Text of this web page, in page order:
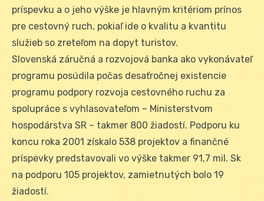
príspevku a o jeho výške je hlavným kritériom prínos
pre cestovný ruch, pokiaľ ide o kvalitu a kvantitu
služieb so zreteľom na dopyt turistov.
Slovenská záručná a rozvojová banka ako vykonávateľ
programu posúdila počas desaťročnej existencie
programu podpory rozvoja cestovného ruchu za
spolupráce s vyhlasovateľom – Ministerstvom
hospodárstva SR – takmer 800 žiadostí. Podporu ku
koncu roka 2001 získalo 538 projektov a finančné
príspevky predstavovali vo výške takmer 91,7 mil. Sk
na podporu 105 projektov, zamietnutých bolo 19
žiadostí.